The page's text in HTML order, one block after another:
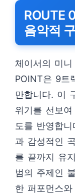
ROUTE
음악적
체이서의 미
POINT은 9트
만합니다. 이
위기를 선보
도를 반영합
과 감성적인
를 끝까지 유
범의 주제인
한 퍼포먼스